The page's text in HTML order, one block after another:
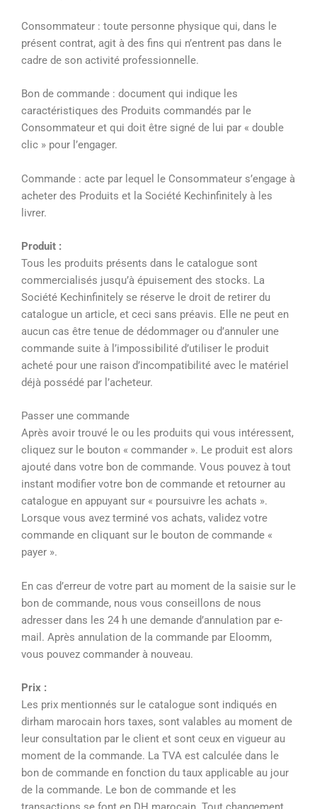
Consommateur : toute personne physique qui, dans le
présent contrat, agit à des fins qui n’entrent pas dans le
cadre de son activité professionnelle.
Bon de commande : document qui indique les
caractéristiques des Produits commandés par le
Consommateur et qui doit être signé de lui par « double
clic » pour l’engager.
Commande : acte par lequel le Consommateur s’engage à
acheter des Produits et la Société Kechinfinitely à les
livrer.
Produit :
Tous les produits présents dans le catalogue sont
commercialisés jusqu’à épuisement des stocks. La
Société Kechinfinitely se réserve le droit de retirer du
catalogue un article, et ceci sans préavis. Elle ne peut en
aucun cas être tenue de dédommager ou d’annuler une
commande suite à l’impossibilité d’utiliser le produit
acheté pour une raison d’incompatibilité avec le matériel
déjà possédé par l’acheteur.
Passer une commande
Après avoir trouvé le ou les produits qui vous intéressent,
cliquez sur le bouton « commander ». Le produit est alors
ajouté dans votre bon de commande. Vous pouvez à tout
instant modifier votre bon de commande et retourner au
catalogue en appuyant sur « poursuivre les achats ».
Lorsque vous avez terminé vos achats, validez votre
commande en cliquant sur le bouton de commande «
payer ».
En cas d’erreur de votre part au moment de la saisie sur le
bon de commande, nous vous conseillons de nous
adresser dans les 24 h une demande d’annulation par e-
mail. Après annulation de la commande par Eloomm,
vous pouvez commander à nouveau.
Prix :
Les prix mentionnés sur le catalogue sont indiqués en
dirham marocain hors taxes, sont valables au moment de
leur consultation par le client et sont ceux en vigueur au
moment de la commande. La TVA est calculée dans le
bon de commande en fonction du taux applicable au jour
de la commande. Le bon de commande et les